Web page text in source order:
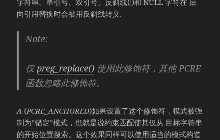
向引用替换时会被用反斜线转义.
Note:
仅 preg_replace() 使用此修饰符，其他 PCRE
函数忽略此修饰符。
A (PCRE_ANCHORED)如果设置了这个修饰符，模式被强
制为”锚定”模式，也就是说约束匹配使其仅从 目标字符串
的开始位置搜索。这个效果同样可以使用适当的模式构造